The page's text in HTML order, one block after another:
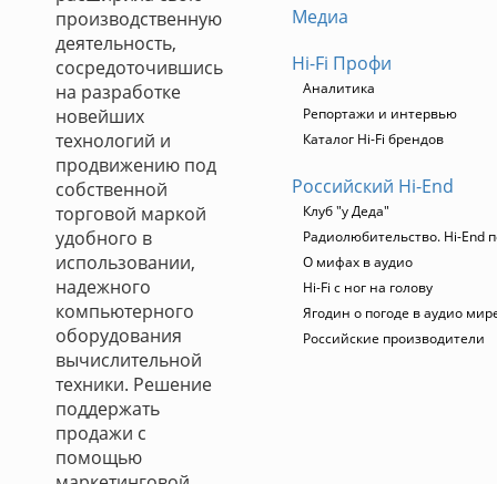
производственную
деятельность,
сосредоточившись
на разработке
новейших
технологий и
продвижению под
собственной
торговой маркой
удобного в
использовании,
надежного
компьютерного
оборудования
вычислительной
техники. Решение
поддержать
продажи с
помощью
Медиа
Hi-Fi Профи
Аналитика
Репортажи и интервью
Каталог Hi-Fi брендов
Российский Hi-End
Клуб "у Деда"
Радиолюбительство. Hi-End
О мифах в аудио
Hi-Fi с ног на голову
Ягодин о погоде в аудио
Российские производители